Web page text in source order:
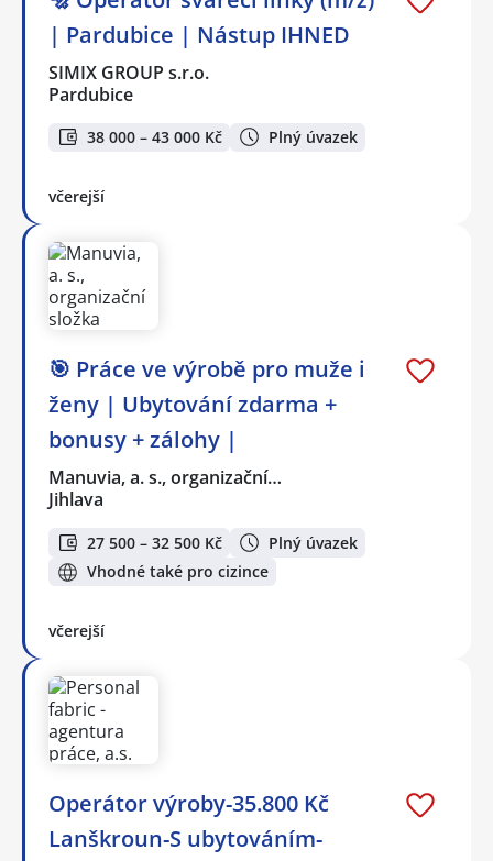
| Pardubice | Nástup IHNED
SIMIX GROUP s.r.o.
Pardubice
38 000 – 43 000 Kč Plný úvazek
včerejší
🎯 Práce ve výrobě pro muže i
ženy | Ubytování zdarma +
bonusy + zálohy |
Manuvia, a. s., organizační…
Jihlava
27 500 – 32 500 Kč
Plný úvazek
Vhodné také pro cizince
včerejší
Operátor výroby-35.800 Kč
Lanškroun-S ubytováním-